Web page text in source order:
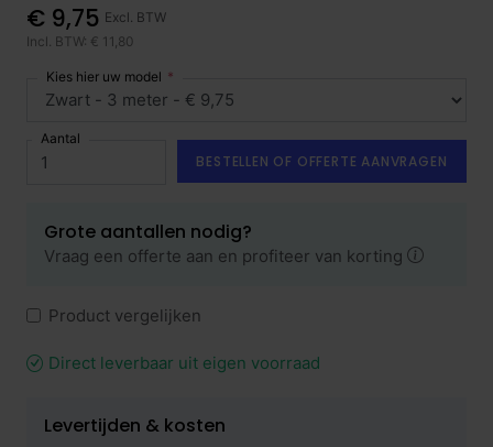
€ 9,75 Excl. BTW
Incl. BTW: € 11,80
Kies hier uw model
Aantal
BESTELLEN OF OFFERTE AANVRAGEN
Grote aantallen nodig?
Vraag een offerte aan en profiteer van korting
Product vergelijken
Direct leverbaar uit eigen voorraad
Levertijden & kosten